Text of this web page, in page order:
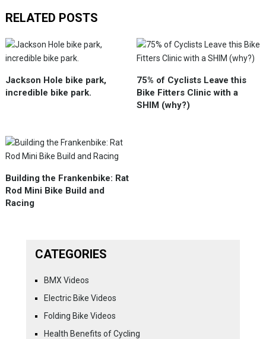
RELATED POSTS
Jackson Hole bike park,
incredible bike park.
75% of Cyclists Leave this
Bike Fitters Clinic with a
SHIM (why?)
Building the Frankenbike: Rat
Rod Mini Bike Build and
Racing
CATEGORIES
BMX Videos
Electric Bike Videos
Folding Bike Videos
Health Benefits of Cycling